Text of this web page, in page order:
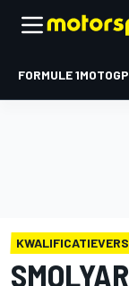
FORMULE 1MOTOGP